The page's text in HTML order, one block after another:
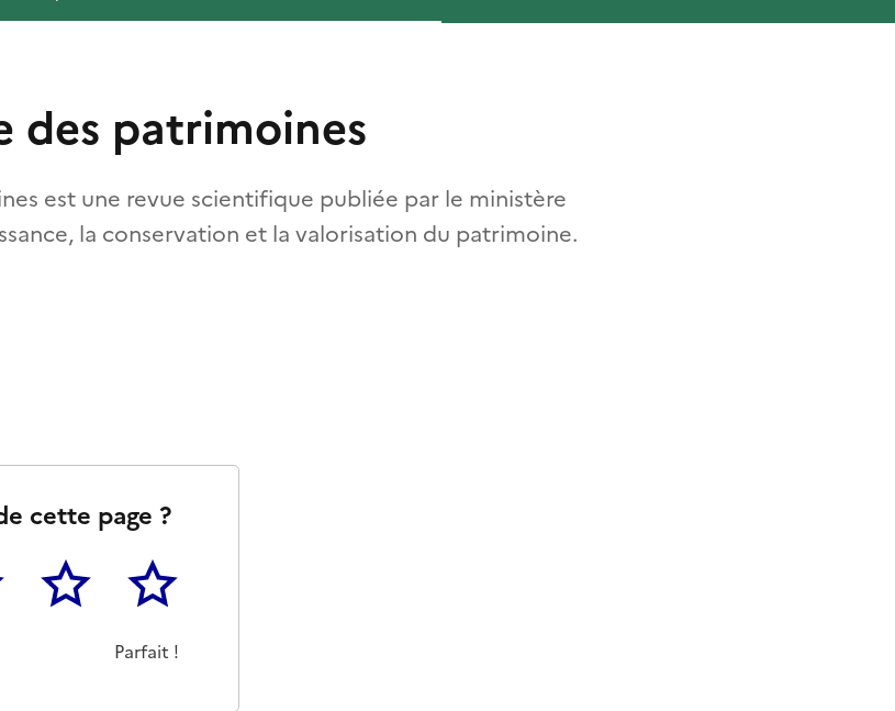
des patrimoines
est une revue scientifique publiée par le ministère
la conservation et la valorisation du patrimoine.
cette page ?
4 5
Parfait !